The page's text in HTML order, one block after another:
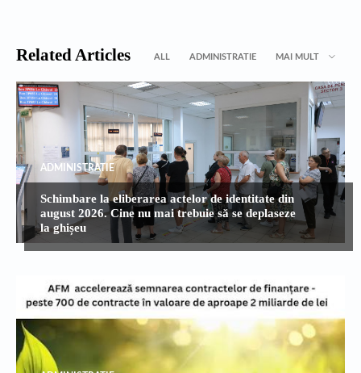
Related Articles ALL ADMINISTRATIE MAI MULT
ADMINISTRATIE
Schimbare la eliberarea actelor de identitate din
august 2026. Cine nu mai trebuie să se deplaseze
la ghișeu